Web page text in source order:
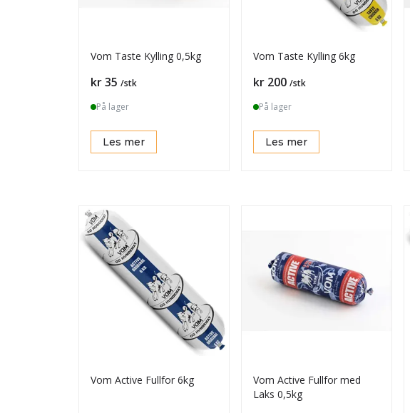
Vom Taste Kylling 0,5kg
Pris
kr 35 /stk
På lager
Les mer
Vom Taste Kylling 6kg
Pris
kr 200 /stk
På lager
Les mer
Vom Active Fullfor 6kg
Vom Active Fullfor med
Laks 0,5kg